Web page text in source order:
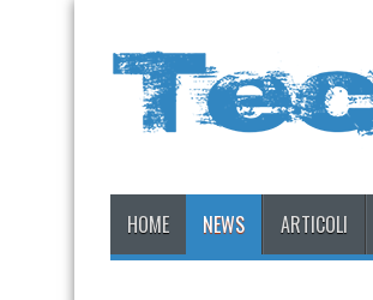
HOME NEWS ARTICOLI